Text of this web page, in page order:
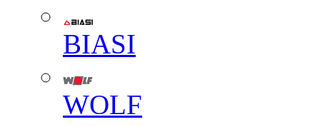
BIASI
WOLF